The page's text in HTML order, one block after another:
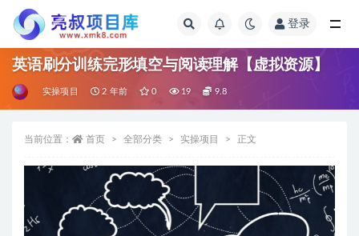
登录
英语刷分训练完形填空与阅读理解【虚拟资源】
实操项目 2 年前 0 19 9.8
当前位置： 首页 全部分类 实操项目 正文